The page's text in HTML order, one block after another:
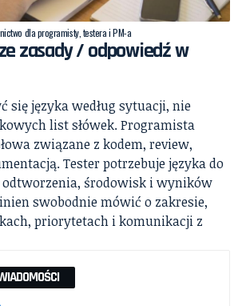
dla programisty, testera i PM-a
zasady / odpowiedź w
się języka według sytuacji, nie
list słówek. Programista
związane z kodem, review,
Tester potrzebuje języka do
odtworzenia, środowisk i wyników
swobodnie mówić o zakresie,
priorytetach i komunikacji z